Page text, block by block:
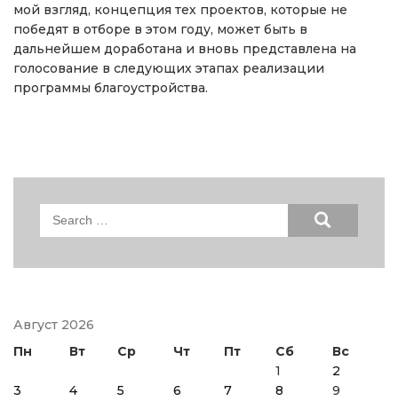
мой взгляд, концепция тех проектов, которые не
победят в отборе в этом году, может быть в
дальнейшем доработана и вновь представлена на
голосование в следующих этапах реализации
программы благоустройства.
Search
Август 2026
Пн
Вт Ср Чт Пт Сб
Вс
1
2
3
4 5 6 7 8
9